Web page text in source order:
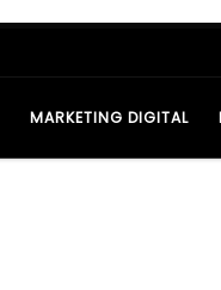
MARKETING DIGITAL